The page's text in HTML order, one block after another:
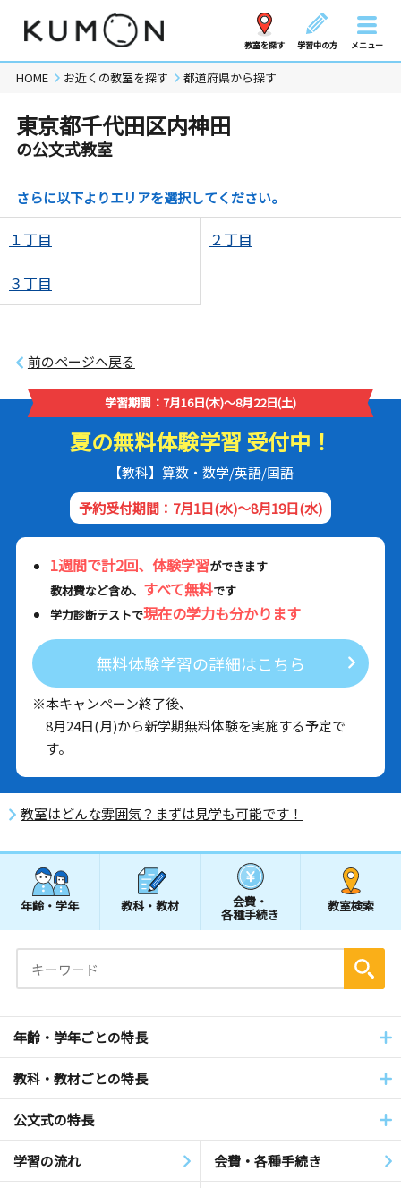
教室を探す 学習中の方 メニュー
HOME お近くの教室を探す 都道府県から探す
東京都千代田区内神田
の公文式教室
さらに以下よりエリアを選択してください。
１丁目 ２丁目
３丁目
前のページへ戻る
学習期間：7月16日(木)～8月22日(土)
夏の無料体験学習 受付中！
【教科】算数・数学/英語/国語
予約受付期間：7月1日(水)～8月19日(水)
1週間で計2回、体験学習ができます
教材費など含め、 すべて無料です
学力診断テストで現在の学力も分かります
無料体験学習の詳細はこちら
※本キャンペーン終了後、
8月24日(月)から新学期無料体験を実施する予定で
す。
教室はどんな雰囲気？まずは見学も可能です！
年齢・学年 教科・教材 会費・
各種手続き
教室検索
年齢・学年ごとの特長
教科・教材ごとの特長
公文式の特長
学習の流れ 会費・各種手続き